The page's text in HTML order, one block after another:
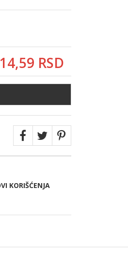
59 RSD
KORIŠĆENJA